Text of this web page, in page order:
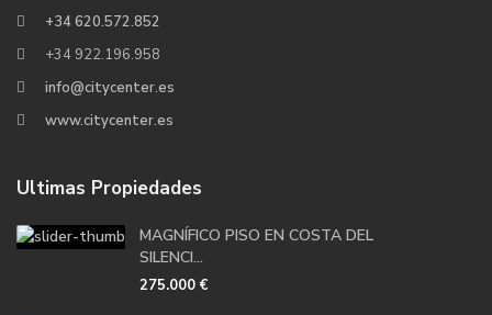
+34 620.572.852
+34 922.196.958
info@citycenter.es
www.citycenter.es
Ultimas Propiedades
MAGNÍFICO PISO EN COSTA DEL
SILENCI...
275.000 €